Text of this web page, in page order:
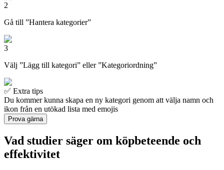
2
Gå till ”Hantera kategorier”
3
Välj ”Lägg till kategori” eller ”Kategoriordning”
✅ Extra tips
Du kommer kunna skapa en ny kategori genom att välja namn och
ikon från en utökad lista med emojis
Prova gärna
Vad studier säger om köpbeteende och
effektivitet